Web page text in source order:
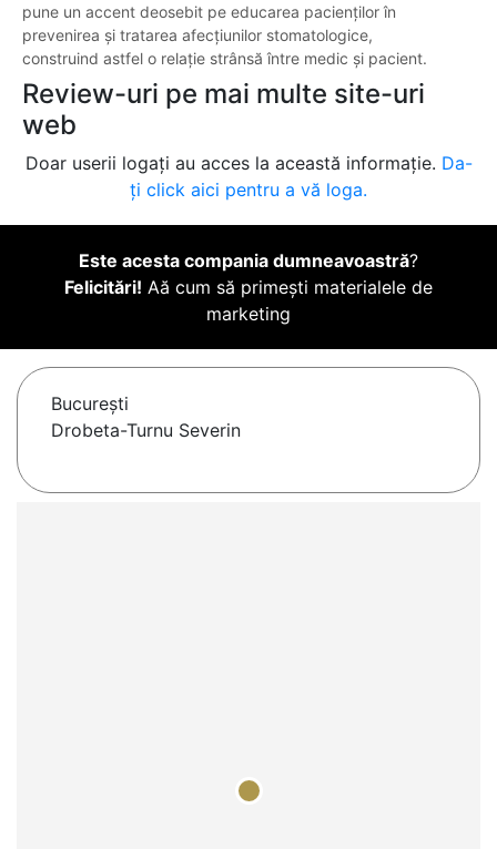
pune un accent deosebit pe educarea pacienților în
prevenirea și tratarea afecțiunilor stomatologice,
construind astfel o relație strânsă între medic și pacient.
Review-uri pe mai multe site-uri
web
Doar userii logați au acces la această informație. Da-
ți click aici pentru a vă loga.
Este acesta compania dumneavoastră?
Felicitări! Aă cum să primești materialele de
marketing
Bucureşti
Drobeta-Turnu Severin